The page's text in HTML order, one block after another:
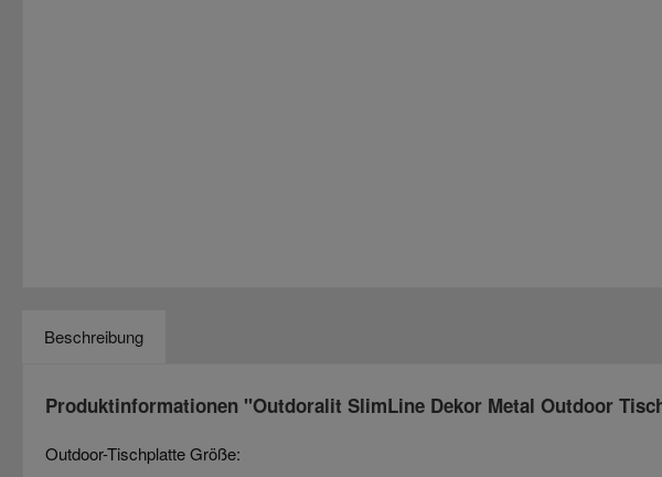
Beschreibung
Produktinformationen "Outdoralit SlimLine Dekor Metal Outdoor
Outdoor-Tischplatte Größe: